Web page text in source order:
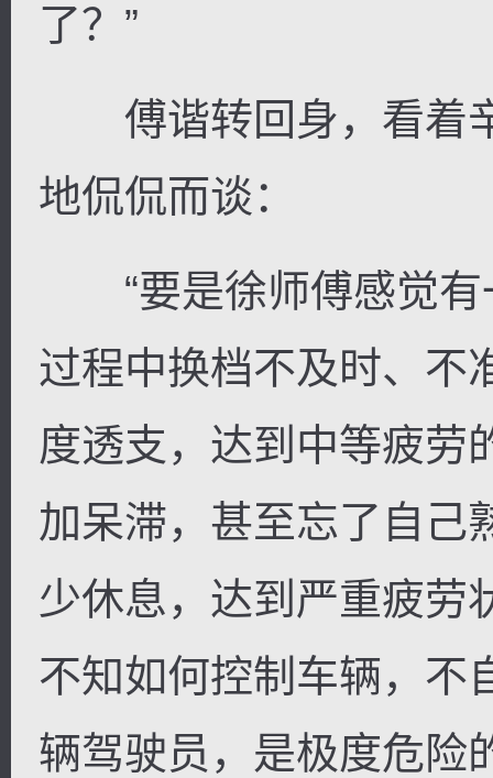
了？”
傅谐转回身，看着
地侃侃而谈：
“要是徐师傅感觉有
过程中换档不及时、不
度透支，达到中等疲劳
加呆滞，甚至忘了自己
少休息，达到严重疲劳
不知如何控制车辆，不
辆驾驶员，是极度危险